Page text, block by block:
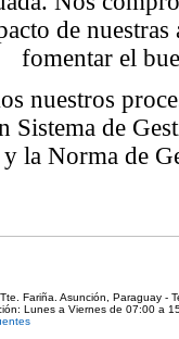
de
fomentar el
nuestros
Sistema de
la Norma de
Fariña. Asunción, Paraguay -
Lunes a Viernes de 07:00 a